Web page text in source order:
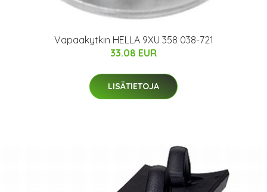
Vapaakytkin HELLA 9XU 358 038-721
33.08 EUR
LISÄTIETOJA